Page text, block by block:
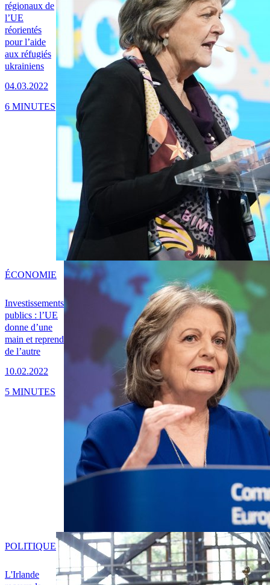
régionaux de
l’UE
réorientés
pour l’aide
aux réfugiés
ukrainiens
04.03.2022
6 MINUTES
Investissements
publics : l’UE
donne d’une
main et reprend
de l’autre
10.02.2022
ÉCONOMIE
5 MINUTES
L'Irlande
POLITIQUE